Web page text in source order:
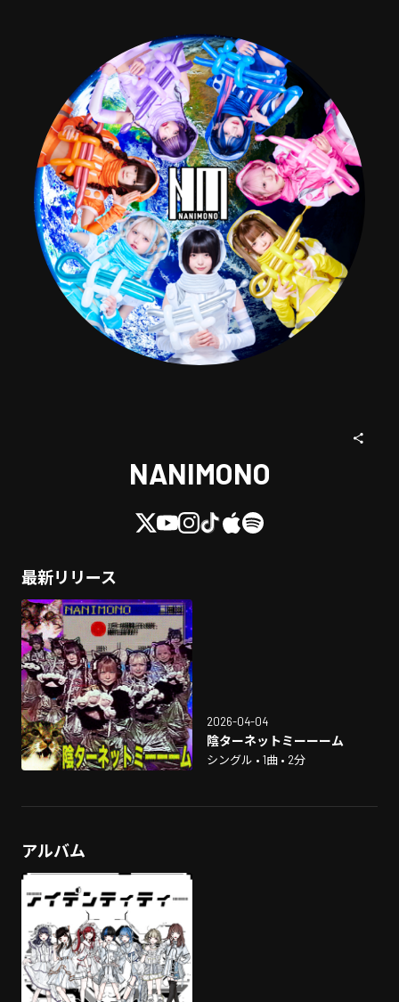
NANIMONO
最新リリース
2026-04-04
陰ターネットミーーーム
シングル • 1曲 • 2分
アルバム